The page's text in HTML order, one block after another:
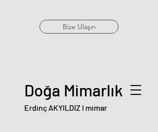
Doğa Mimarlık
Erdinç AKYILDIZ I mimar
Bize Ulaşın